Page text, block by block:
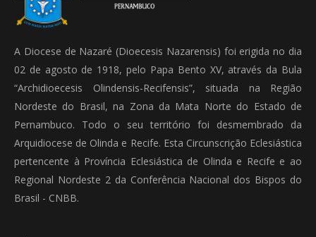
A Diocese de Nazaré (Dioecesis Nazarensis) foi erigida no dia
02 de agosto de 1918, pelo Papa Bento XV, através da Bula
“Archidioecesis Olindensis-Recifensis”, situada na Região
Nordeste do Brasil, na Zona da Mata Norte do Estado de
Pernambuco. Todo o seu território foi desmembrado da
Arquidiocese de Olinda e Recife. Esta Circunscrição Eclesiástica
pertencente à Província Eclesiástica de Olinda e Recife e ao
Regional Nordeste 2 da Conferência Nacional dos Bispos do
Brasil - CNBB.